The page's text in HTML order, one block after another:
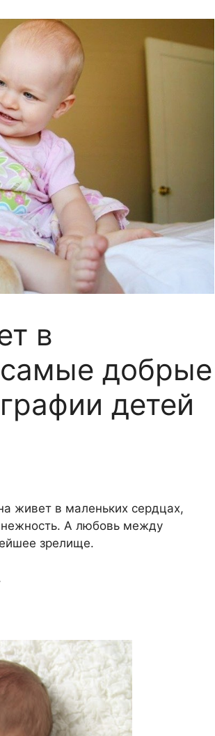
в
добрые
детей
живет в маленьких сердцах,
нежность. А любовь между
зрелище.